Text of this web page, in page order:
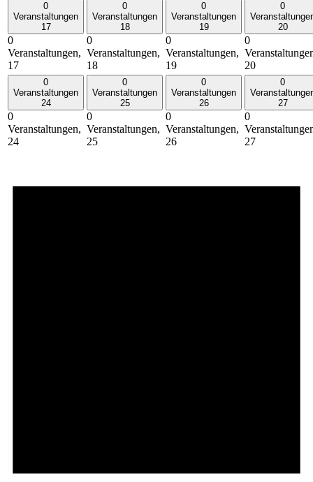
0
Veranstaltungen
17
0
Veranstaltungen,
17
0
Veranstaltungen
18
0
Veranstaltungen,
18
0
Veranstaltungen
19
0
Veranstaltungen,
19
0
20
0
20
0
Veranstaltungen
24
0
Veranstaltungen,
24
0
Veranstaltungen
25
0
Veranstaltungen,
25
0
Veranstaltungen
26
0
Veranstaltungen,
26
0
27
0
27